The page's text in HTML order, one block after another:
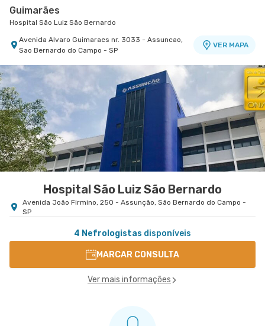
Guimarães
Hospital São Luiz São Bernardo
Avenida Alvaro Guimaraes nr. 3033 - Assuncao,
Sao Bernardo do Campo - SP
VER MAPA
Hospital São Luiz São Bernardo
Avenida João Firmino, 250 - Assunção, São Bernardo do Campo -
SP
4 Nefrologistas disponíveis
MARCAR CONSULTA
Ver mais informações